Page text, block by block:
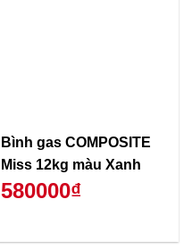
Bình gas COMPOSITE
Miss 12kg màu Xanh
580000₫